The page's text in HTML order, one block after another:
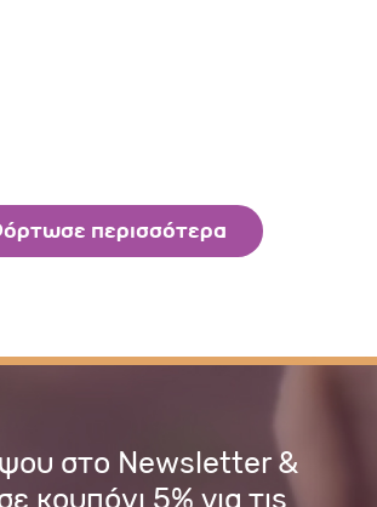
περισσότερα
στο Newsletter &
κουπόνι 5% για τις